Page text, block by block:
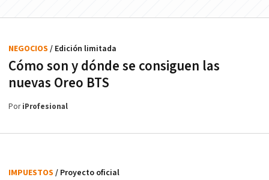
Cómo son y dónde se consiguen las
nuevas Oreo BTS
NEGOCIOS / Edición limitada
PoriProfesional
IMPUESTOS / Proyecto oficial